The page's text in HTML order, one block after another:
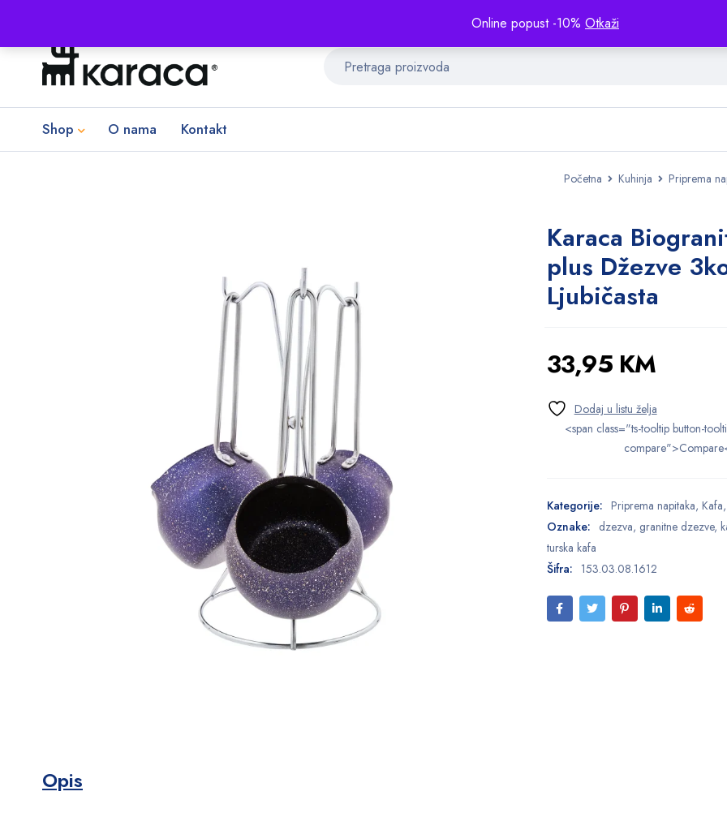
Online popust -10% Otkaži
Shop O nama Kontakt
Početna Kuhinja Priprema
Karaca
plus Džezve
Ljubičasta
33,95 KM
<span class="ts-tooltip button-
Kategorije: Priprema napitaka, Kafa,
Oznake: dzezva, granitne dzezve,
turska kafa
Šifra: 153.03.08.1612
Opis